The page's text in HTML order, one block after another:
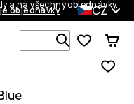
a na všechny objednávky.
objednávky CZ
Vyhledávej